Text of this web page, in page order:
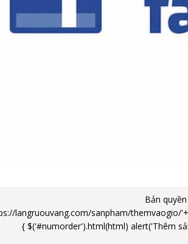
Bản
langruouvang.com/sanpham/themvaogio/
{ $('#numorder').html(html) alert('Thêm